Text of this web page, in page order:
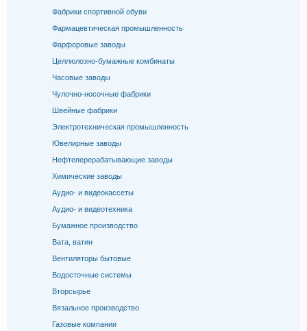
Фабрики спортивной обуви
Фармацевтическая промышленность
Фарфоровые заводы
Целлюлозно-бумажные комбинаты
Часовые заводы
Чулочно-носочные фабрики
Швейные фабрики
Электротехническая промышленность
Ювелирные заводы
Нефтеперерабатывающие заводы
Химические заводы
Аудио- и видеокассеты
Аудио- и видеотехника
Бумажное производство
Вата, ватин
Вентиляторы бытовые
Водосточные системы
Вторсырье
Вязальное производство
Газовые компании